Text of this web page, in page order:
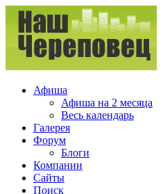
Афиша
Афиша на 2 месяца
Весь календарь
Галерея
Форум
Блоги
Компании
Сайты
Поиск